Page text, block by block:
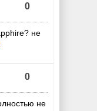
0
не
0
не